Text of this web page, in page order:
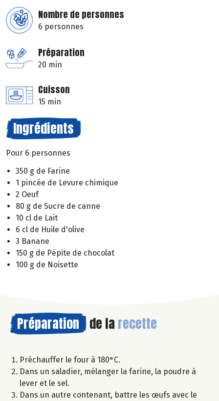
Nombre de personnes
6 personnes
Préparation
20 min
Cuisson
15 min
Ingrédients
Pour 6 personnes
350 g de Farine
1 pincée de Levure chimique
2 Oeuf
80 g de Sucre de canne
10 cl de Lait
6 cl de Huile d'olive
3 Banane
150 g de Pépite de chocolat
100 g de Noisette
Préparation de la recette
Préchauffer le four à 180°C.
Dans un saladier, mélanger la farine, la poudre à
lever et le sel.
Dans un autre contenant, battre les œufs avec le